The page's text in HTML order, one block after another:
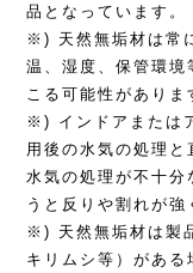
品となっています。
※) 天然無垢材は常
温、湿度、保管環境
こる可能性がありま
※) インドアまたは
用後の水気の処理と
水気の処理が不十分
うと反りや割れが強
※) 天然無垢材は製
キリムシ等）がある